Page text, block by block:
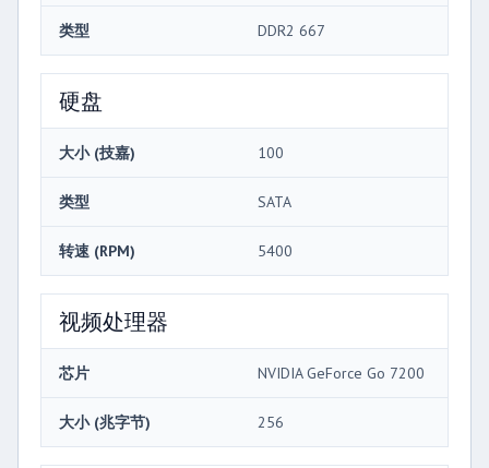
类型 DDR2 667
硬盘
大小 (技嘉) 100
类型 SATA
转速 (RPM) 5400
视频处理器
芯片 NVIDIA GeForce Go 7200
大小 (兆字节) 256